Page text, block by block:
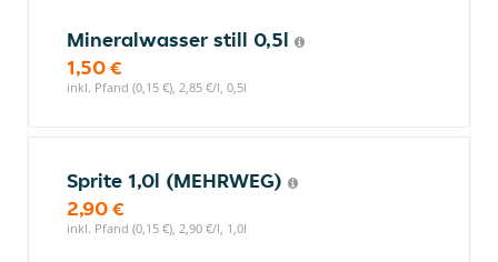
Mineralwasser still 0,5l
1,50 €
inkl. Pfand (0,15 €), 2,85 €/l, 0,5l
Sprite 1,0l (MEHRWEG)
2,90 €
inkl. Pfand (0,15 €), 2,90 €/l, 1,0l